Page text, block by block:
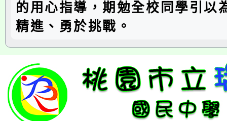
的用心指導，期勉全校同學引以
精進、勇於挑戰。